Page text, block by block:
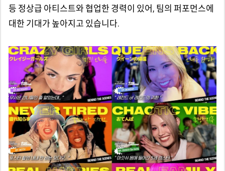
등 정상급 아티스트와 협업한 경력이 있어, 팀의 퍼포먼스에
대한 기대가 높아지고 있습니다.